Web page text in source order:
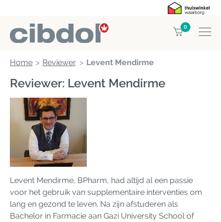
0
Home Reviewer Levent Mendirme
Reviewer: Levent Mendirme
Levent Mendirme, BPharm, had altijd al een passie
voor het gebruik van supplementaire interventies om
lang en gezond te leven. Na zijn afstuderen als
Bachelor in Farmacie aan Gazi University School of